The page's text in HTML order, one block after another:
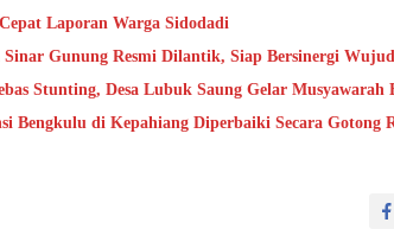
Laporan Warga Sidodadi
Sinar Gunung Resmi Dilantik, Siap Bersinergi
Stunting, Desa Lubuk Saung Gelar Musyawarah
Bengkulu di Kepahiang Diperbaiki Secara Gotong